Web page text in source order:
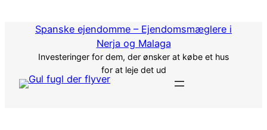
Spanske ejendomme – Ejendomsmæglere i
Nerja og Malaga
Investeringer for dem, der ønsker at købe et hus
for at leje det ud